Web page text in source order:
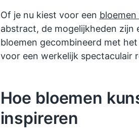
Of je nu kiest voor een bloemen
abstract, de mogelijkheden zijn
bloemen gecombineerd met
voor een werkelijk spectaculair
Hoe bloemen
inspireren